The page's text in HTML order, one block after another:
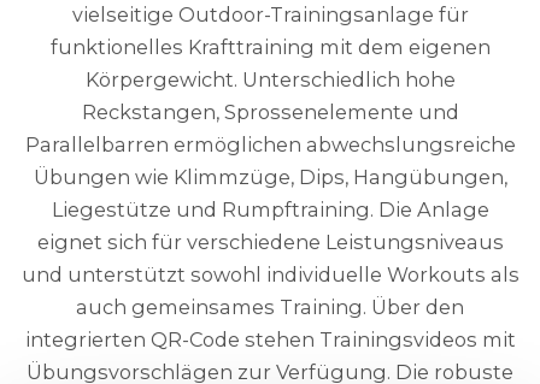
vielseitige Outdoor-Trainingsanlage für
funktionelles Krafttraining mit dem eigenen
Körpergewicht. Unterschiedlich hohe
Reckstangen, Sprossenelemente und
Parallelbarren ermöglichen abwechslungsreiche
Übungen wie Klimmzüge, Dips, Hangübungen,
Liegestütze und Rumpftraining. Die Anlage
eignet sich für verschiedene Leistungsniveaus
und unterstützt sowohl individuelle Workouts als
auch gemeinsames Training. Über den
integrierten QR-Code stehen Trainingsvideos mit
Übungsvorschlägen zur Verfügung. Die robuste